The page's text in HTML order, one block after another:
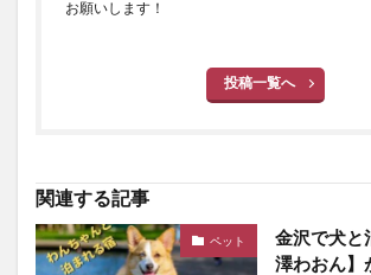
お願いします！
投稿一覧へ
関連する記事
ペット
金沢で犬と
澤わおん】